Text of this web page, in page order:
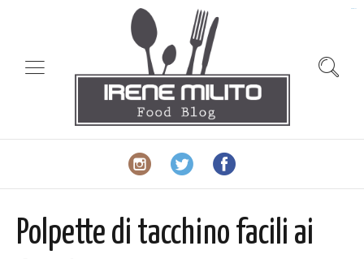
Polpette di tacchino facili ai